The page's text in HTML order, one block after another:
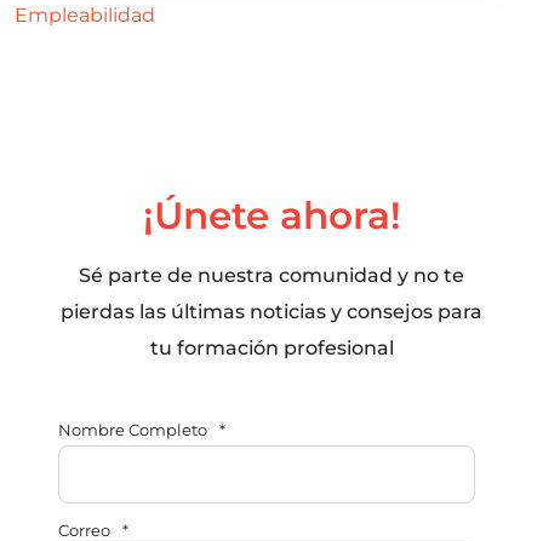
Empleabilidad
¡Únete ahora!
Sé parte de nuestra comunidad y no te
pierdas las últimas noticias y consejos para
tu formación profesional
Nombre Completo *
Correo *